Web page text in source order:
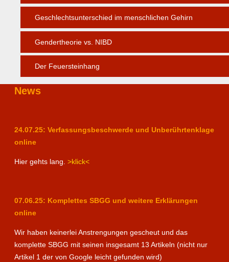
Geschlechtsunterschied im menschlichen Gehirn
Gendertheorie vs. NIBD
Der Feuersteinhang
News
24.07.25: Verfassungsbeschwerde und Unberührtenklage
online
Hier gehts lang. >klick<
07.06.25: Komplettes SBGG und weitere Erklärungen
online
Wir haben keinerlei Anstrengungen gescheut und das
komplette SBGG mit seinen insgesamt 13 Artikeln (nicht nur
Artikel 1 der von Google leicht gefunden wird)